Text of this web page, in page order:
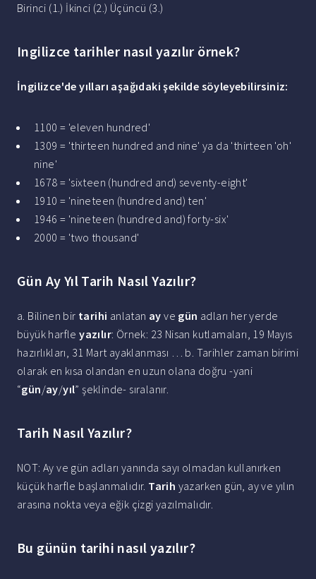
Birinci (1.) İkinci (2.) Üçüncü (3.)
Ingilizce tarihler nasıl yazılır örnek?
İngilizce'de yılları aşağıdaki şekilde söyleyebilirsiniz:
1100 = 'eleven hundred'
1309 = 'thirteen hundred and nine' ya da 'thirteen 'oh'
nine'
1678 = 'sixteen (hundred and) seventy-eight'
1910 = 'nineteen (hundred and) ten'
1946 = 'nineteen (hundred and) forty-six'
2000 = 'two thousand'
Gün Ay Yıl Tarih Nasıl Yazılır?
a. Bilinen bir tarihi anlatan ay ve gün adları her yerde
büyük harfleyazılır: Örnek: 23 Nisan kutlamaları, 19 Mayıs
hazırlıkları, 31 Mart ayaklanması … b. Tarihler zaman birimi
olarak en kısa olandan en uzun olana doğru -yani
“gün/ay/yıl” şeklinde- sıralanır.
Tarih Nasıl Yazılır?
NOT: Ay ve gün adları yanında sayı olmadan kullanırken
küçük harfle başlanmalıdır. Tarih yazarken gün, ay ve yılın
arasına nokta veya eğik çizgi yazılmalıdır.
Bu günün tarihi nasıl yazılır?